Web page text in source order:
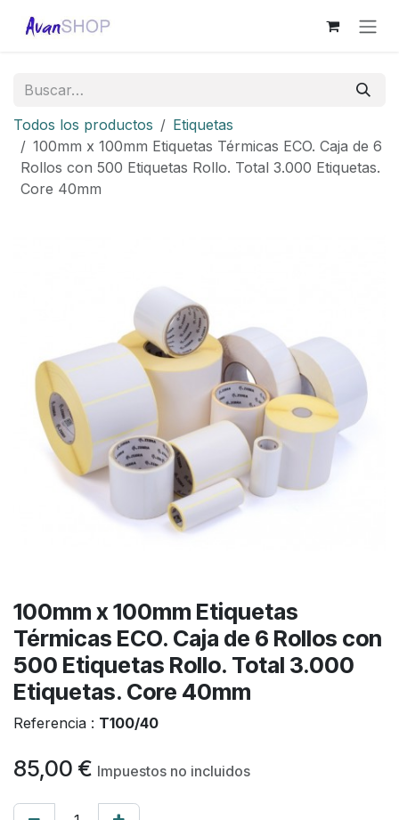
Todos los productos
Etiquetas
100mm x 100mm Etiquetas Térmicas ECO. Caja de 6
Rollos con 500 Etiquetas Rollo. Total 3.000 Etiquetas.
Core 40mm
100mm x 100mm Etiquetas
Térmicas ECO. Caja de 6 Rollos con
500 Etiquetas Rollo. Total 3.000
Etiquetas. Core 40mm
Referencia : T100/40
85,00 € Impuestos no incluidos